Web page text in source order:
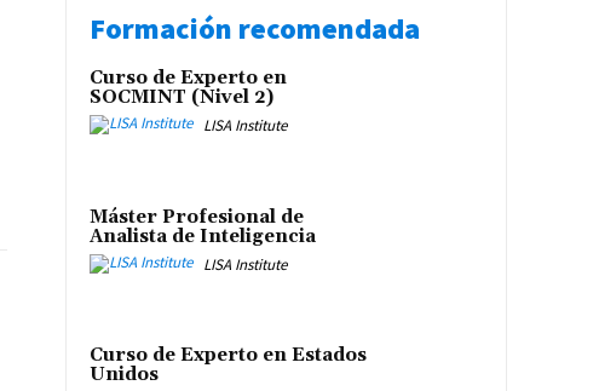
Formación recomendada
Curso de Experto en
SOCMINT (Nivel 2)
LISA Institute
Máster Profesional de
Analista de Inteligencia
LISA Institute
Curso de Experto en Estados
Unidos